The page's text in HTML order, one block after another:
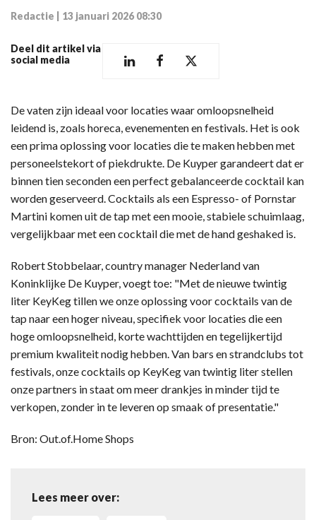
Redactie 13 januari 2026 08:30
Deel dit artikel via
social media
De vaten zijn ideaal voor locaties waar omloopsnelheid
leidend is, zoals horeca, evenementen en festivals. Het is ook
een prima oplossing voor locaties die te maken hebben met
personeelstekort of piekdrukte. De Kuyper garandeert dat er
binnen tien seconden een perfect gebalanceerde cocktail kan
worden geserveerd. Cocktails als een Espresso- of Pornstar
Martini komen uit de tap met een mooie, stabiele schuimlaag,
vergelijkbaar met een cocktail die met de hand geshaked is.
Robert Stobbelaar, country manager Nederland van
Koninklijke De Kuyper, voegt toe: "Met de nieuwe twintig
liter KeyKeg tillen we onze oplossing voor cocktails van de
tap naar een hoger niveau, specifiek voor locaties die een
hoge omloopsnelheid, korte wachttijden en tegelijkertijd
premium kwaliteit nodig hebben. Van bars en strandclubs tot
festivals, onze cocktails op KeyKeg van twintig liter stellen
onze partners in staat om meer drankjes in minder tijd te
verkopen, zonder in te leveren op smaak of presentatie."
Bron: Out.of.Home Shops
Lees meer over: